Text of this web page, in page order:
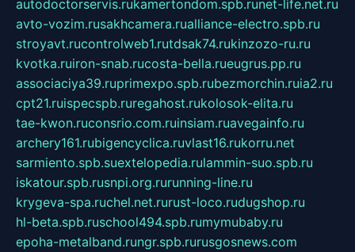
autodoctorservis.rukamertondom.spb.runet-life.net.ru
avto-vozim.rusakhcamera.rualliance-electro.spb.ru
stroyavt.rucontrolweb1.rutdsak74.rukinzozo-ru.ru
kvotka.ruiron-snab.rucosta-bella.rueugrus.pp.ru
associaciya39.ruprimexpo.spb.rubezmorchin.ruia2.ru
cpt21.ruispecspb.ruregahost.rukolosok-elita.ru
tae-kwon.ruconsrio.com.ruinsiam.ruavegainfo.ru
archery161.rubigencyclica.ruvlast16.rukorru.net
sarmiento.spb.suextelopedia.rulammin-suo.spb.ru
iskatour.spb.rusnpi.org.rurunning-line.ru
krygeva-spa.ruchel.net.rurust-loco.rudugshop.ru
hl-beta.spb.ruschool494.spb.rumymubaby.ru
epoha-metalband.rungr.spb.rurusgosnews.com